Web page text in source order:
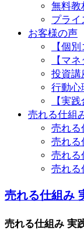
無料教
プライ
お客様の声
【個
【マ
投資講
行動心
【実
売れる仕組
売れる
売れる
売れる
売れる
売れる仕組み
売れる仕組み